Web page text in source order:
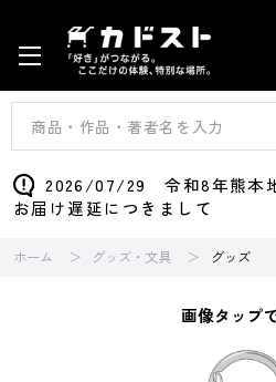
2026/07/29 令和8年熊本
お届け遅延につきまして
ホーム グッズ・文具 グッズ
画像タップ